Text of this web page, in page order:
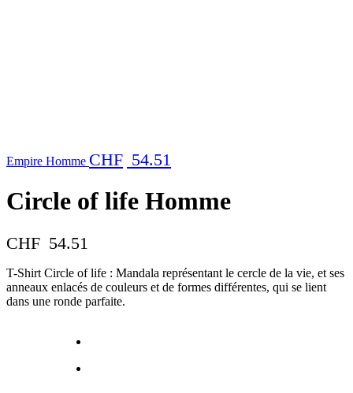
Empire Homme CHF 54.51
Circle of life Homme
CHF 54.51
T-Shirt Circle of life : Mandala représentant le cercle de la vie, et ses
anneaux enlacés de couleurs et de formes différentes, qui se lient
dans une ronde parfaite.